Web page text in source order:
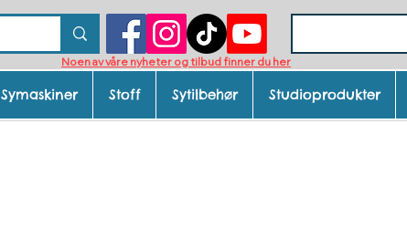
Noen av våre nyheter og tilbud finner du her
Symaskiner Stoff Sytilbehør Studioprodukter